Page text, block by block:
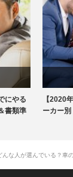
にやる
書類準
【2020
ーカー
んな人が選んでいる？車